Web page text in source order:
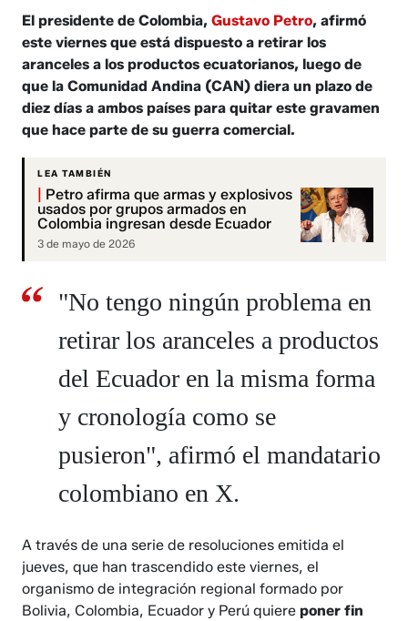
El presidente de Colombia,Gustavo Petro, afirmó
este viernes que está dispuesto a retirar los
aranceles a los productos ecuatorianos, luego de
que la Comunidad Andina (CAN) diera un plazo de
diez días a ambos países para quitar este gravamen
que hace parte de su guerra comercial.
LEA TAMBIÉN
Petro afirma que armas y explosivos
usados por grupos armados en
Colombia ingresan desde Ecuador
3 de mayo de 2026
"No tengo ningún problema en
retirar los aranceles a productos
del Ecuador en la misma forma
y cronología como se
pusieron", afirmó el mandatario
colombiano en X.
A través de una serie de resoluciones emitida el
jueves, que han trascendido este viernes, el
organismo de integración regional formado por
Bolivia, Colombia, Ecuador y Perú quiereponer fin